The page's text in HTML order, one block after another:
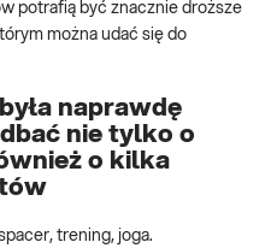
potrafią być znacznie droższe
można udać się do
naprawdę
nie tylko o
o kilka
trening, joga.